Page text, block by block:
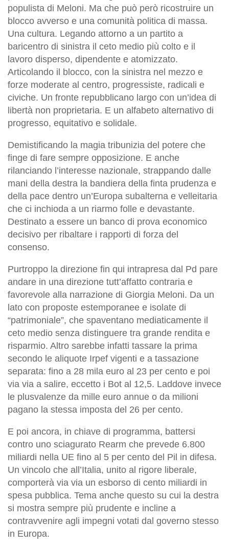
populista di Meloni. Ma che può però ricostruire un
blocco avverso e una comunità politica di massa.
Una cultura. Legando attorno a un partito a
baricentro di sinistra il ceto medio più colto e il
lavoro disperso, dipendente e atomizzato.
Articolando il blocco, con la sinistra nel mezzo e
forze moderate al centro, progressiste, radicali e
civiche. Un fronte repubblicano largo con un’idea di
libertà non proprietaria. E un alfabeto alternativo di
progresso, equitativo e solidale.
Demistificando la magia tribunizia del potere che
finge di fare sempre opposizione. E anche
rilanciando l’interesse nazionale, strappando dalle
mani della destra la bandiera della finta prudenza e
della pace dentro un’Europa subalterna e velleitaria
che ci inchioda a un riarmo folle e devastante.
Destinato a essere un banco di prova economico
decisivo per ribaltare i rapporti di forza del
consenso.
Purtroppo la direzione fin qui intrapresa dal Pd pare
andare in una direzione tutt’affatto contraria e
favorevole alla narrazione di Giorgia Meloni. Da un
lato con proposte estemporanee e isolate di
“patrimoniale”, che spaventano mediaticamente il
ceto medio senza distinguere tra grande rendita e
risparmio. Altro sarebbe infatti tassare la prima
secondo le aliquote Irpef vigenti e a tassazione
separata: fino a 28 mila euro al 23 per cento e poi
via via a salire, eccetto i Bot al 12,5. Laddove invece
le plusvalenze da mille euro annue o da milioni
pagano la stessa imposta del 26 per cento.
E poi ancora, in chiave di programma, battersi
contro uno sciagurato Rearm che prevede 6.800
miliardi nella UE fino al 5 per cento del Pil in difesa.
Un vincolo che all’Italia, unito al rigore liberale,
comporterà via via un esborso di cento miliardi in
spesa pubblica. Tema anche questo su cui la destra
si mostra sempre più prudente e incline a
contravvenire agli impegni votati dal governo stesso
in Europa.